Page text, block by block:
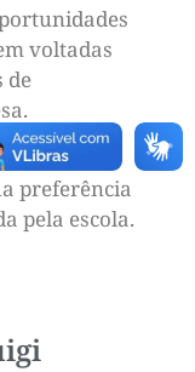
voltadas
de
preferência
pela escola.